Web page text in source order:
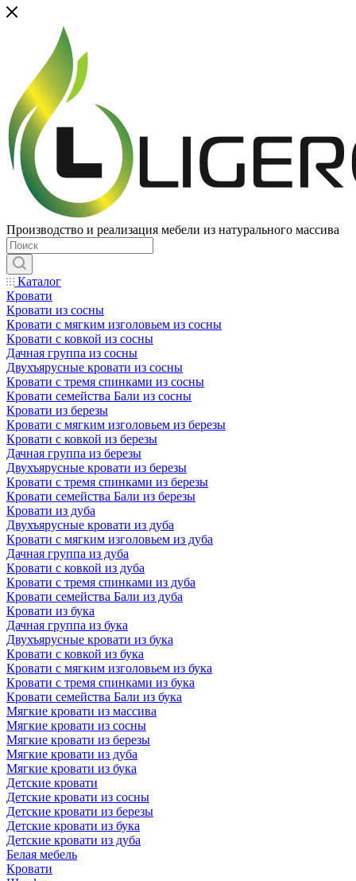
Производство и реализация мебели из натурального массива
Каталог
Кровати
Кровати из сосны
Кровати с мягким изголовьем из сосны
Кровати с ковкой из сосны
Дачная группа из сосны
Двухъярусные кровати из сосны
Кровати с тремя спинками из сосны
Кровати семейства Бали из сосны
Кровати из березы
Кровати с мягким изголовьем из березы
Кровати с ковкой из березы
Дачная группа из березы
Двухъярусные кровати из березы
Кровати с тремя спинками из березы
Кровати семейства Бали из березы
Кровати из дуба
Двухъярусные кровати из дуба
Кровати с мягким изголовьем из дуба
Дачная группа из дуба
Кровати с ковкой из дуба
Кровати с тремя спинками из дуба
Кровати семейства Бали из дуба
Кровати из бука
Дачная группа из бука
Двухъярусные кровати из бука
Кровати с ковкой из бука
Кровати с мягким изголовьем из бука
Кровати с тремя спинками из бука
Кровати семейства Бали из бука
Мягкие кровати из массива
Мягкие кровати из сосны
Мягкие кровати из березы
Мягкие кровати из дуба
Мягкие кровати из бука
Детские кровати
Детские кровати из сосны
Детские кровати из березы
Детские кровати из бука
Детские кровати из дуба
Белая мебель
Кровати